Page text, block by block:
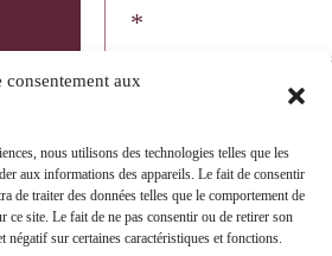
consentement aux
nous utilisons des technologies telles que les
aux informations des appareils. Le fait de consentir
de traiter des données telles que le comportement de
ce site. Le fait de ne pas consentir ou de retirer son
négatif sur certaines caractéristiques et fonctions.
*
Réseaux de
publique
par un délégataire de
à l’encontre de 9 titres
la production de
Région sud-ouest)